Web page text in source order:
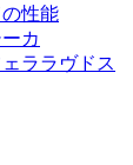
性能
カ
ララヴドス